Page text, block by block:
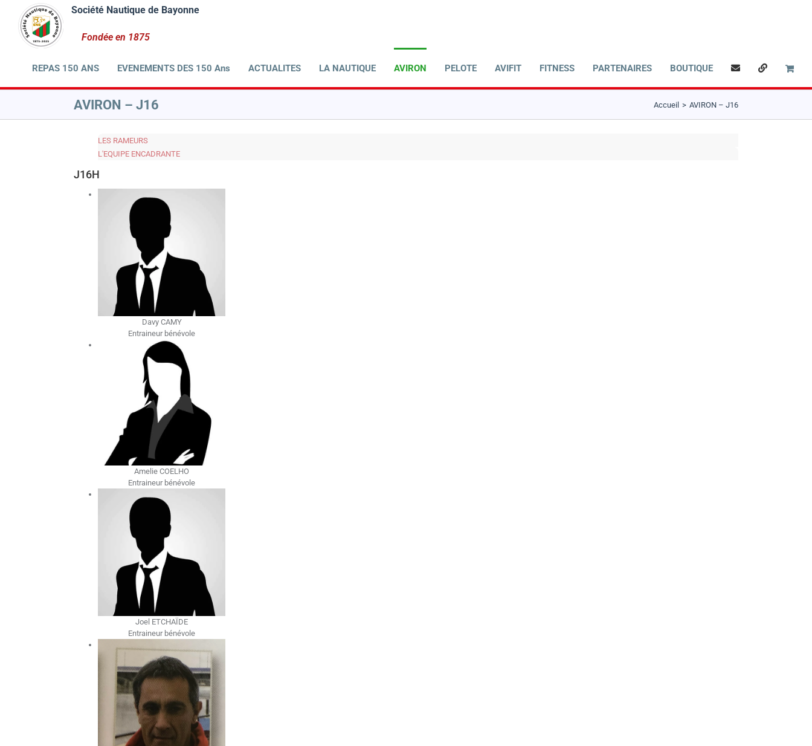
contenu
REPAS 150 ANS EVENEMENTS DES 150 Ans ACTUALITES LA NAUTIQUE AVIRON PELOTE AVIFIT FITNESS PARTENAIRES BOUTIQUE
AVIRON – J16 Accueil AVIRON – J16
LES RAMEURS
L'EQUIPE ENCADRANTE
J16H
Davy CAMY
Entraineur bénévole
Amelie COELHO
Entraineur bénévole
Joel ETCHAÏDE
Entraineur bénévole